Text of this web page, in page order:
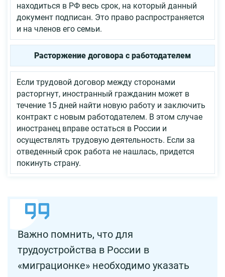
находиться в РФ весь срок, на который данный
документ подписан. Это право распространяется
и на членов его семьи.
Расторжение договора с работодателем
Если трудовой договор между сторонами
расторгнут, иностранный гражданин может в
течение 15 дней найти новую работу и заключить
контракт с новым работодателем. В этом случае
иностранец вправе остаться в России и
осуществлять трудовую деятельность. Если за
отведенный срок работа не нашлась, придется
покинуть страну.
Важно помнить, что для
трудоустройства в России в
«миграционке» необходимо указать